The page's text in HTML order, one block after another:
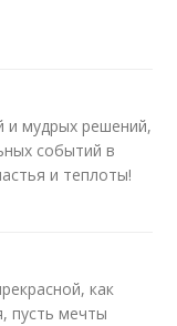
и мудрых решений,
событий в
и теплоты!
как
пусть мечты